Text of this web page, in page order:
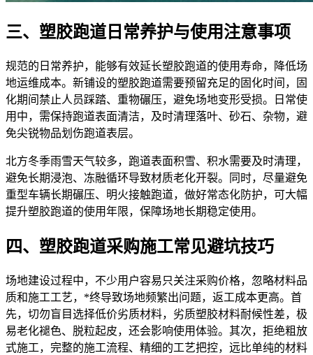
三、塑胶跑道日常养护与使用注意事项
规范的日常养护，能够有效延长塑胶跑道的使用寿命，降低场
地运维成本。新铺设的塑胶跑道需要预留充足的固化时间，固
化期间禁止人员踩踏、重物碾压，避免场地变形受损。日常使
用中，需保持跑道表面清洁，及时清理落叶、砂石、杂物，避
免尖锐物品划伤跑道表层。
北方冬季雨雪天气较多，跑道表面积雪、积水需要及时清理，
避免长期浸泡、冻融循环导致材质老化开裂。同时，尽量避免
重型车辆长期碾压、明火接触跑道，做好常态化防护，可大幅
提升塑胶跑道的使用年限，保障场地长期稳定使用。
四、塑胶跑道采购施工常见避坑技巧
场地建设过程中，不少用户容易只关注采购价格，忽略材料品
质和施工工艺，*终导致场地频繁出问题，返工成本更高。首
先，切勿盲目选择低价劣质材料，劣质塑胶材料耐候性差，极
易老化褪色、脱粒起皮，还会影响使用体验。其次，拒绝粗放
式施工，完整的施工流程、精细的工艺把控，远比单纯的材料